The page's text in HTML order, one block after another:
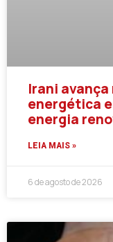
Irani
energética
energia
LEIA MAIS »
6 de agosto de 2026